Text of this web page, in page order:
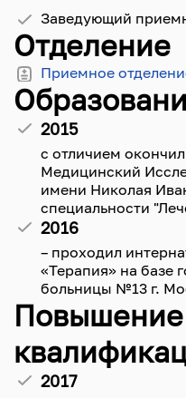
Заведующий
Отделение
Приемное
2015
с отличием
Медицинский
имени Николая
специальности
2016
– проходил
«Терапия» на базе
больницы №13 г.
Повышение
2017